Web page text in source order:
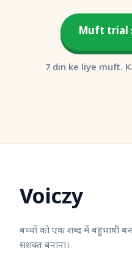
Muft trial
7 din ke liye muft.
Voiczy
बच्चों को एक शब्द में बहुभाषी
सशक्त बनाना।